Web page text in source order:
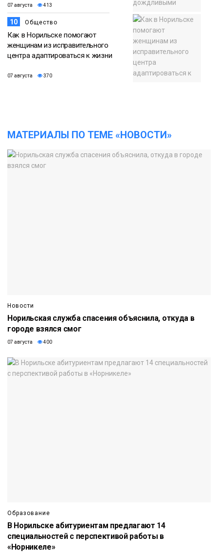
07 августа 413
10 Общество
Как в Норильске помогают
женщинам из исправительного
центра адаптироваться к жизни
07 августа 370
МАТЕРИАЛЫ ПО ТЕМЕ «НОВОСТИ»
Новости
Норильская служба спасения объяснила, откуда в
городе взялся смог
07 августа 400
Образование
В Норильске абитуриентам предлагают 14
специальностей с перспективой работы в
«Норникеле»